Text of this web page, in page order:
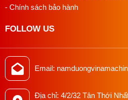
- Chính sách bảo hành
FOLLOW US
Email:
Địa chỉ: 4/2/32 Tân Thới